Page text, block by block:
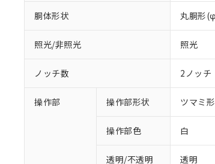
胴体形状 丸胴形
照光/非照光 照光
ノッチ数 2ノッチ
操作部 操作部形状 ツマミ形
操作部色 白
透明/不透明 透明